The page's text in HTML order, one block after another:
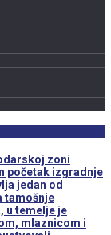
zoni
početak izgradnje
jedan od
tamošnje
u temelje je
mlaznicom i